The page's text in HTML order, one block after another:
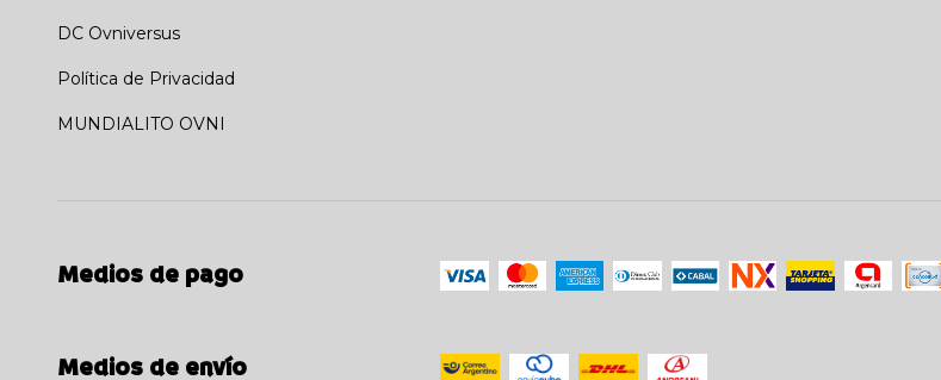
DC Ovniversus
Política de Privacidad
MUNDIALITO OVNI
Medios de pago
Medios de envío